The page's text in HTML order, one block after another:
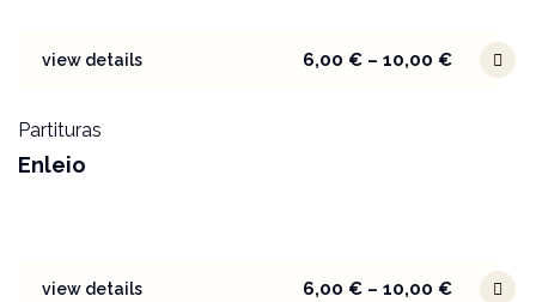
view details 6,00 €– 10,00 €
Partituras
Enleio
view details 6,00 €– 10,00 €